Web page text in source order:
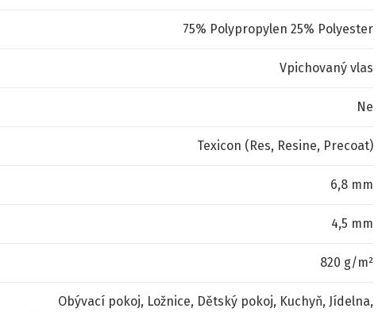
75% Polypropylen 25% Polyester
Vpichovaný vlas
Ne
Texicon (Res, Resine, Precoat)
6,8 mm
4,5 mm
820 g/m²
Obývací pokoj, Ložnice, Dětský pokoj, Kuchyň, Jídelna,